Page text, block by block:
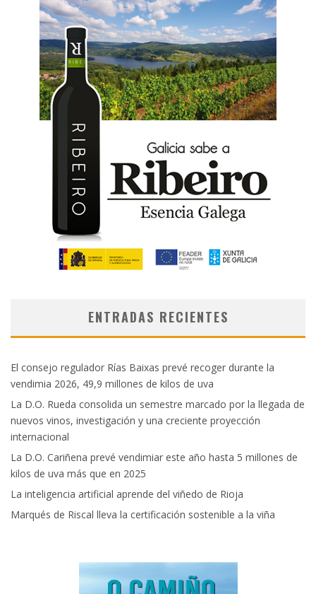
ENTRADAS RECIENTES
El consejo regulador Rías Baixas prevé recoger durante la
vendimia 2026, 49,9 millones de kilos de uva
La D.O. Rueda consolida un semestre marcado por la llegada de
nuevos vinos, investigación y una creciente proyección
internacional
La D.O. Cariñena prevé vendimiar este año hasta 5 millones de
kilos de uva más que en 2025
La inteligencia artificial aprende del viñedo de Rioja
Marqués de Riscal lleva la certificación sostenible a la viña